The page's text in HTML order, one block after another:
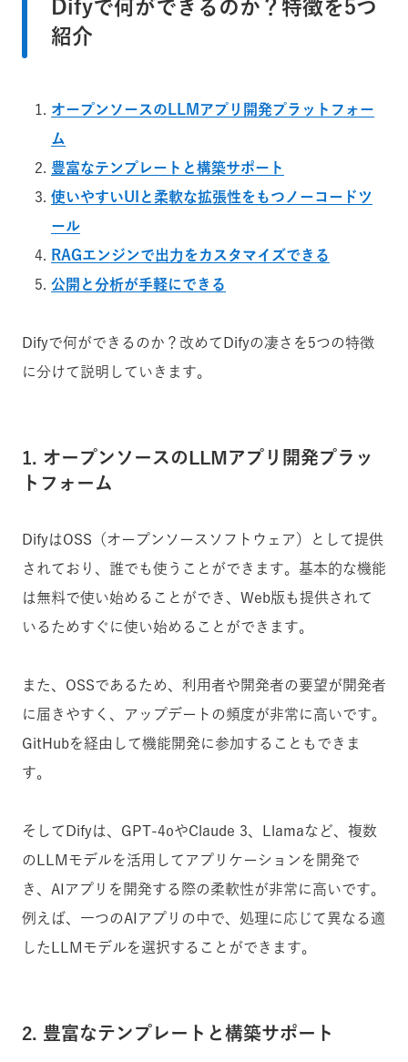
Difyで何ができるのか？特徴を5つ
紹介
オープンソースのLLMアプリ開発プラットフォー
ム
豊富なテンプレートと構築サポート
使いやすいUIと柔軟な拡張性をもつノーコードツ
ール
RAGエンジンで出力をカスタマイズできる
公開と分析が手軽にできる
Difyで何ができるのか？改めてDifyの凄さを5つの特徴
に分けて説明していきます。
1. オープンソースのLLMアプリ開発プラッ
トフォーム
DifyはOSS（オープンソースソフトウェア）として提供
されており、誰でも使うことができます。基本的な機能
は無料で使い始めることができ、Web版も提供されて
いるためすぐに使い始めることができます。
また、OSSであるため、利用者や開発者の要望が開発者
に届きやすく、アップデートの頻度が非常に高いです。
GitHubを経由して機能開発に参加することもできま
す。
そしてDifyは、GPT-4oやClaude 3、Llamaなど、複数
のLLMモデルを活用してアプリケーションを開発で
き、AIアプリを開発する際の柔軟性が非常に高いです。
例えば、一つのAIアプリの中で、処理に応じて異なる適
したLLMモデルを選択することができます。
2. 豊富なテンプレートと構築サポート